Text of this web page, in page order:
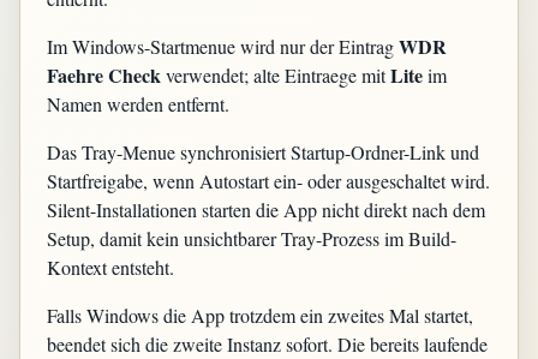
Im Windows-Startmenue wird nur der EintragWDR
Faehre Checkverwendet; alte Eintraege mitLiteim
Namen werden entfernt.
Das Tray-Menue synchronisiert Startup-Ordner-Link und
Startfreigabe, wenn Autostart ein- oder ausgeschaltet wird.
Silent-Installationen starten die App nicht direkt nach dem
Setup, damit kein unsichtbarer Tray-Prozess im Build-
Kontext entsteht.
Falls Windows die App trotzdem ein zweites Mal startet,
beendet sich die zweite Instanz sofort. Die bereits laufende